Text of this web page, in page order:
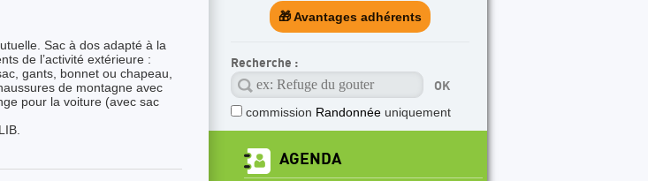
Sac à dos adapté à la
de l’activité extérieure :
gants, bonnet ou chapeau,
de montagne avec
pour la voiture (avec sac
🎁 Avantages adhérents
Recherche :
commission Randonnée uniquement
AGENDA